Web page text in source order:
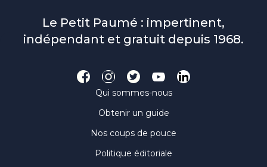
Le Petit Paumé : impertinent,
indépendant et gratuit depuis 1968.
Qui sommes-nous
Obtenir un guide
Nos coups de pouce
Politique éditoriale